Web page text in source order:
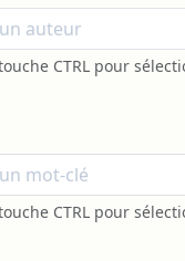
CTRL pour
CTRL pour